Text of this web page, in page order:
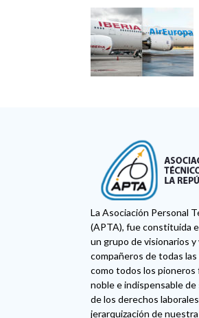
La Asociación Personal
(APTA), fue constituida
un grupo de visionarios
compañeros de todas
como todos los pioneros
noble e indispensable de
de los derechos
jerarquización de